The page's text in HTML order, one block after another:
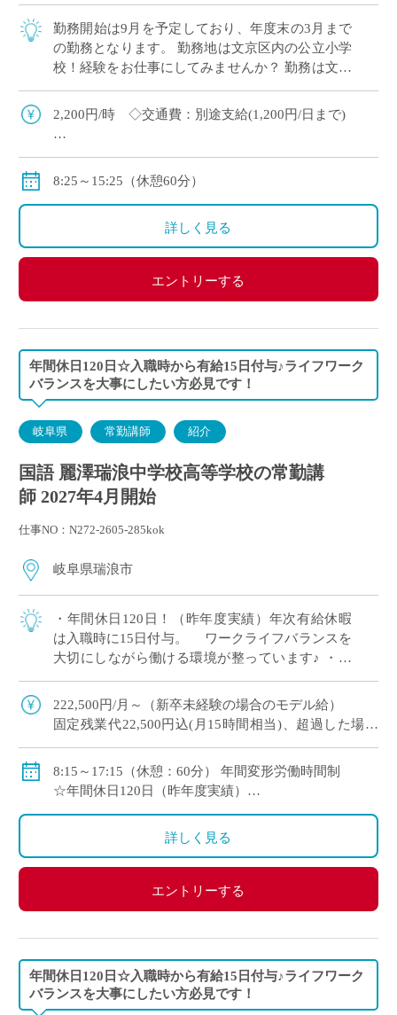
勤務開始は9月を予定しており、年度末の3月まで
の勤務となります。 勤務地は文京区内の公立小学
校！経験をお仕事にしてみませんか？ 勤務は文京
区内の指定された5つの小学校を担当していただ
く予定です。 ・週1日の学校を5校担当 […]
2,200円/時 ◇交通費：別途支給(1,200円/日まで)
▽給与モデル
例- 2,200円×6時間×5日/週×4週間＝264,000円
8:25～15:25（休憩60分）
詳しく見る
エントリーする
年間休日120日☆入職時から有給15日付与♪ライフワーク
バランスを大事にしたい方必見です！
岐阜県 常勤講師 紹介
国語 麗澤瑞浪中学校高等学校の常勤講
師 2027年4月開始
仕事NO：N272-2605-285kok
岐阜県瑞浪市
・年間休日120日！（昨年度実績）年次有給休暇
は入職時に15日付与。 ワークライフバランスを
大切にしながら働ける環境が整っています♪ ・常
勤講師として、1年契約の勤務スタート。 自分
に合った環境か、じっくり見極めるこ […]
222,500円/月～（新卒未経験の場合のモデル給）
固定残業代22,500円込(月15時間相当)、超過した場合
は超過勤務手当を別途支給
各種手当（部活動手当・入試手当等）あり
賞与年2回(昨年度実績4.0ヶ月)
交通費支給（月6万円まで）
総合型福利厚生サービス など
8:15～17:15（休憩：60分） 年間変形労働時間制
☆年間休日120日（昨年度実績）
☆入職時に年次有給休暇15日付与
詳しく見る
エントリーする
年間休日120日☆入職時から有給15日付与♪ライフワーク
バランスを大事にしたい方必見です！